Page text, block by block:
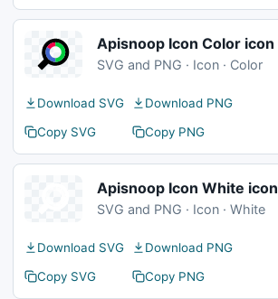
Apisnoop Icon Color icon
SVG and PNG · Icon · Color
Download SVG
Download PNG
Copy SVG
Copy PNG
Apisnoop Icon White icon
SVG and PNG · Icon · White
Download SVG
Download PNG
Copy SVG
Copy PNG